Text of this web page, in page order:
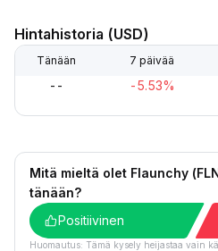
Hintahistoria (USD)
Tänään 7 päivää
-- -5.53%
Mitä mieltä olet Flaunchy
tänään?
Positiivinen
Huomautus: Tämä kysely heijastaa vain